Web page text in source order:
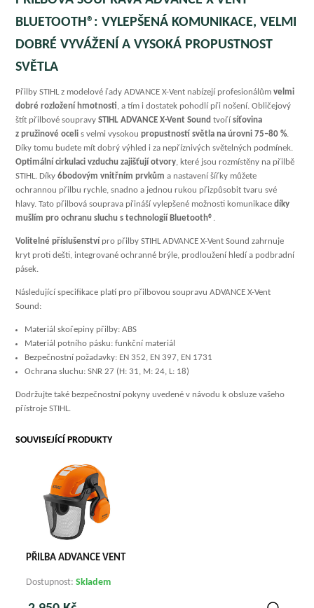
BLUETOOTH®: VYLEPŠENÁ KOMUNIKACE, VELMI
DOBRÉ VYVÁŽENÍ A VYSOKÁ PROPUSTNOST
SVĚTLA
Přilby STIHL z modelové řady ADVANCE X-Vent nabízejí profesionálůmvelmi
dobré rozložení hmotnosti, a tím i dostatek pohodlí při nošení. Obličejový
štít přilbové soupravySTIHL ADVANCE X-Vent Sound tvořísíťovina
z pružinové ocelis velmi vysokoupropustností světla na úrovni 75–80 %.
Díky tomu budete mít dobrý výhled i za nepříznivých světelných podmínek.
Optimální cirkulaci vzduchu zajišťují otvory, které jsou rozmístěny na přilbě
STIHL. Díky6bodovým vnitřním prvkům a nastavení šířky můžete
ochrannou přilbu rychle, snadno a jednou rukou přizpůsobit tvaru své
hlavy. Tato přilbová souprava přináší vylepšené možnosti komunikacedíky
mušlím pro ochranu sluchu s technologií Bluetooth® .
Volitelné příslušenství pro přilby STIHL ADVANCE X-Vent Sound zahrnuje
kryt proti dešti, integrované ochranné brýle, prodloužení hledí a podbradní
pásek.
Následující specifikace platí pro přilbovou soupravu ADVANCE X-Vent
Sound:
Materiál skořepiny přilby: ABS
Materiál potního pásku: funkční materiál
Bezpečnostní požadavky: EN 352, EN 397, EN 1731
Ochrana sluchu: SNR 27 (H: 31, M: 24, L: 18)
Dodržujte také bezpečnostní pokyny uvedené v návodu k obsluze vašeho
přístroje STIHL.
SOUVISEJÍCÍ PRODUKTY
PŘILBA ADVANCE VENT
Dostupnost:Skladem